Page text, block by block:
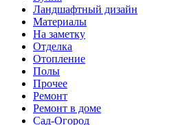
Ландшафтный дизайн
Материалы
На заметку
Отделка
Отопление
Полы
Прочее
Ремонт
Ремонт в доме
Сад-Огород